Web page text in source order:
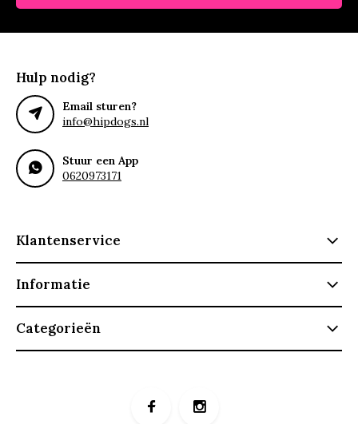
Hulp nodig?
Email sturen?
info@hipdogs.nl
Stuur een App
0620973171
Klantenservice
Informatie
Categorieën